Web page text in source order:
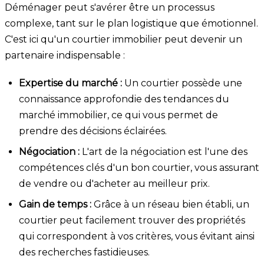
Déménager peut s'avérer être un processus
complexe, tant sur le plan logistique que émotionnel.
C'est ici qu'un courtier immobilier peut devenir un
partenaire indispensable :
Expertise du marché : Un courtier possède une
connaissance approfondie des tendances du
marché immobilier, ce qui vous permet de
prendre des décisions éclairées.
Négociation : L'art de la négociation est l'une des
compétences clés d'un bon courtier, vous assurant
de vendre ou d'acheter au meilleur prix.
Gain de temps : Grâce à un réseau bien établi, un
courtier peut facilement trouver des propriétés
qui correspondent à vos critères, vous évitant ainsi
des recherches fastidieuses.